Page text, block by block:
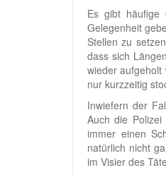
Es gibt häufige
Gelegenheit
Stellen zu
dass sich
wieder
nur kurzzeitig
Inwiefern der
Auch die
immer einen
natürlich nicht
im Visier des